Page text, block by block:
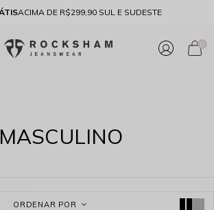
10% OFFNA PRIMEIRA COMPRA COM O CUPOM
0
MASCULINO
ORDENAR POR